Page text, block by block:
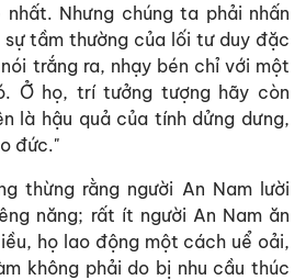
Nhưng chúng ta phải nhấn
sự tầm thường của lối tư duy đặc
trắng ra, nhạy bén chỉ với một
Ở họ, trí tưởng tượng hãy còn
là hậu quả của tính dửng dưng,
đức."
thừng rằng người An Nam lười
năng; rất ít người An Nam ăn
họ lao động một cách uể oải,
không phải do bị nhu cầu thúc